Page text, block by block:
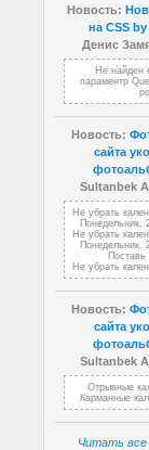
Новость:
на CSS
Денис
Не найден
параментр
Новость:
сайта
Sultanbek
Не убрать
Понедельник,
Не убрать
Понедельник,
Поставь
Не убрать
Новость:
сайта
Sultanbek
Отрывные
Карманные
Читать